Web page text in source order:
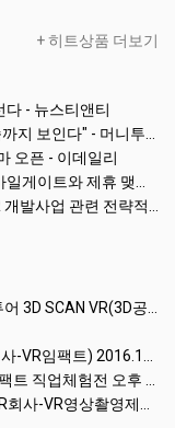
+ 히트상품 더보기
다 - 뉴스티앤티
보인다" - 머니투데이
오픈 - 이데일리
' VR게임 쏟아낸다 - 인사이트
제휴 맺어 - 매일경제 - 매일경제
캐닝) (VR임팩트 010-3086-1971)
2016.12.27 코엑스 3층 E홀
오후 [360Live Streaming]
임대행사/VR구축판매/3DSCANVR